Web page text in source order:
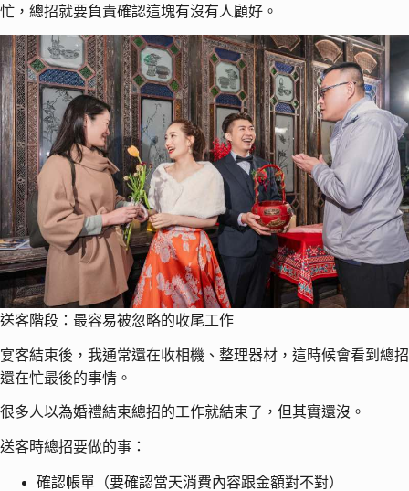
忙，總招就要負責確認這塊有沒有人顧好。
送客階段：最容易被忽略的收尾工作
宴客結束後，我通常還在收相機、整理器材，這時候會看到總招
還在忙最後的事情。
很多人以為婚禮結束總招的工作就結束了，但其實還沒。
送客時總招要做的事：
確認帳單（要確認當天消費內容跟金額對不對）